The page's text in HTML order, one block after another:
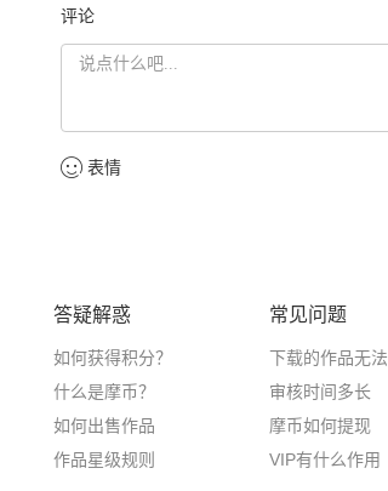
评论
表情
答疑解惑
如何获得积分？
什么是摩币？
如何出售作品
作品星级规则
常见问题
下载的作品无
审核时间多长
摩币如何提现
VIP有什么作用